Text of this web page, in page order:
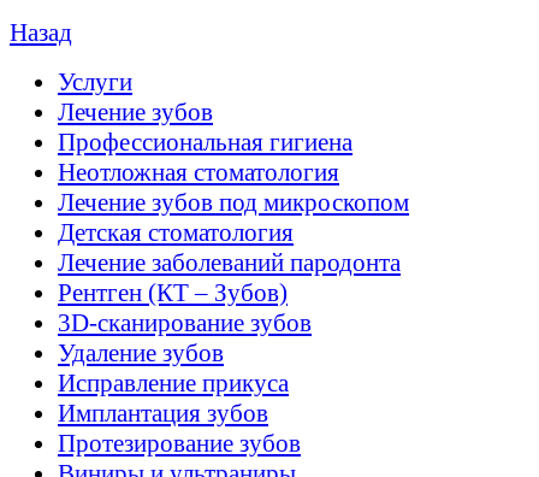
Назад
Услуги
Лечение зубов
Профессиональная гигиена
Неотложная стоматология
Лечение зубов под микроскопом
Детская стоматология
Лечение заболеваний пародонта
Рентген (КТ – Зубов)
3D-cканирование зубов
Удаление зубов
Исправление прикуса
Имплантация зубов
Протезирование зубов